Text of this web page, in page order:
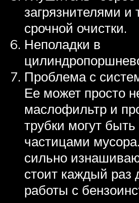
загрязнителями и
срочной очистки.
Неполадки в
Проблема с
Ее может просто
маслофильтр и
трубки могут
частицами
сильно
стоит каждый раз
работы с